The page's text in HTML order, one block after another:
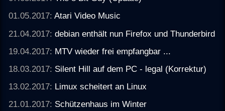
01.05.2017:Atari Video Music
21.04.2017:debian enthält nun Firefox und Thunderbird
19.04.2017: MTV wieder frei empfangbar ...
18.03.2017: Silent Hill auf dem PC - legal (Korrektur)
13.02.2017: Limux scheitert an Linux
21.01.2017: Schützenhaus im Winter